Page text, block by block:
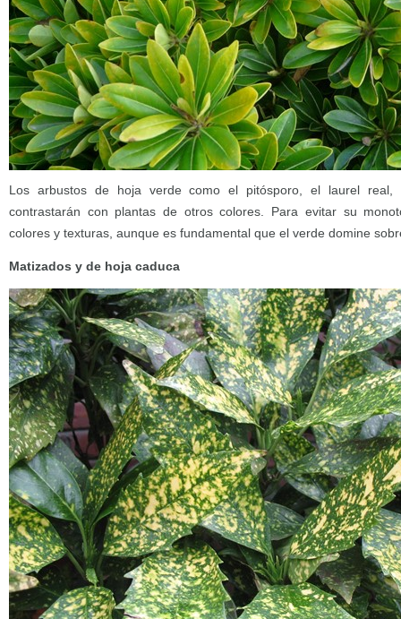
Los arbustos de hoja verde como el pitósporo, el laurel
contrastarán con plantas de otros colores. Para evitar su
colores y texturas, aunque es fundamental que el verde domine
Matizados y de hoja caduca